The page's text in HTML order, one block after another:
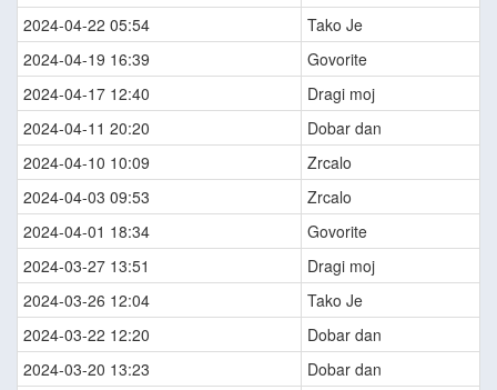
2024-04-22 05:54
Tako Je
2024-04-19 16:39
Govorite
2024-04-17 12:40
Dragi moj
2024-04-11 20:20
Dobar dan
2024-04-10 10:09
Zrcalo
2024-04-03 09:53
Zrcalo
2024-04-01 18:34
Govorite
2024-03-27 13:51
Dragi moj
2024-03-26 12:04
Tako Je
2024-03-22 12:20
Dobar dan
2024-03-20 13:23
Dobar dan